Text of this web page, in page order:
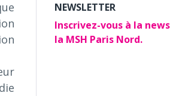
NEWSLETTER
Inscrivez-vous à la
la MSH Paris Nord.